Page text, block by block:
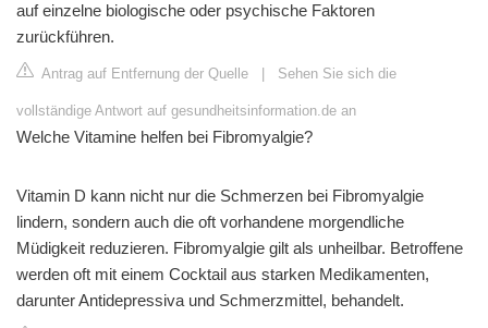
auf einzelne biologische oder psychische Faktoren
zurückführen.
Antrag auf Entfernung der Quelle Sehen Sie sich die
vollständige Antwort auf gesundheitsinformation.de an
Welche Vitamine helfen bei Fibromyalgie?
Vitamin D kann nicht nur die Schmerzen bei Fibromyalgie
lindern, sondern auch die oft vorhandene morgendliche
Müdigkeit reduzieren. Fibromyalgie gilt als unheilbar. Betroffene
werden oft mit einem Cocktail aus starken Medikamenten,
darunter Antidepressiva und Schmerzmittel, behandelt.